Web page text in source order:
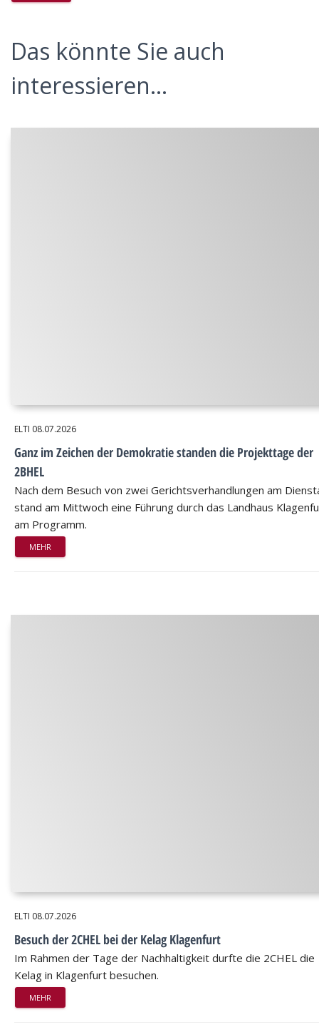
Das könnte Sie auch
interessieren...
ELTI 08.07.2026
Ganz im Zeichen der Demokratie standen die Projekttage der
2BHEL
Nach dem Besuch von zwei Gerichtsverhandlungen am
stand am Mittwoch eine Führung durch das Landhaus
am Programm.
MEHR
ELTI 08.07.2026
Besuch der 2CHEL bei der Kelag Klagenfurt
Im Rahmen der Tage der Nachhaltigkeit durfte die 2CHEL die
Kelag in Klagenfurt besuchen.
MEHR